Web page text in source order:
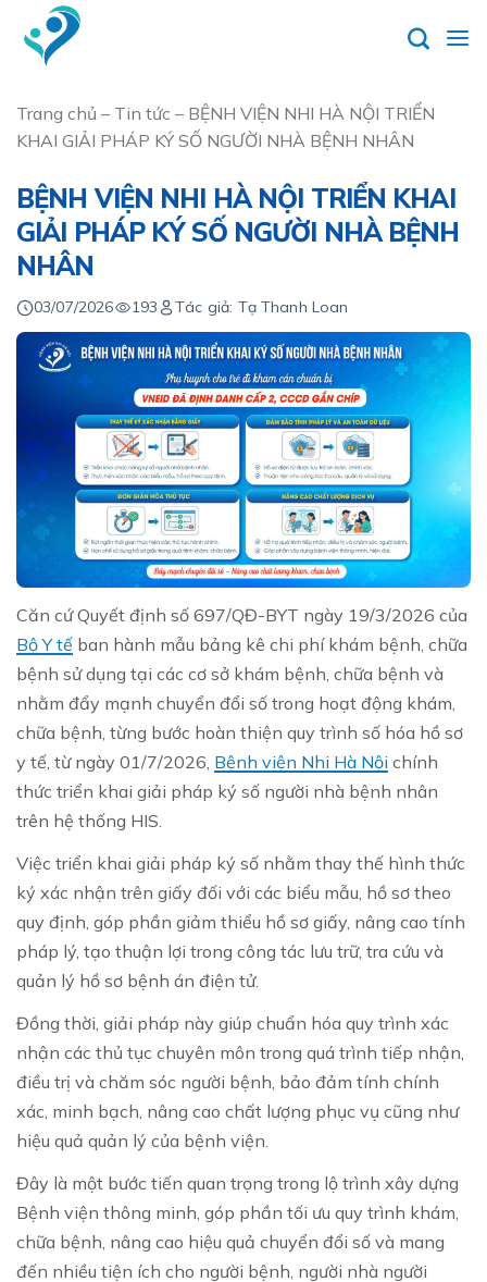
content
Trang chủ – Tin tức – BỆNH VIỆN NHI HÀ NỘI TRIỂN
KHAI GIẢI PHÁP KÝ SỐ NGƯỜI NHÀ BỆNH NHÂN
BỆNH VIỆN NHI HÀ NỘI TRIỂN KHAI
GIẢI PHÁP KÝ SỐ NGƯỜI NHÀ BỆNH
NHÂN
Tác giả: Tạ Thanh Loan
03/07/2026 193
Căn cứ Quyết định số 697/QĐ-BYT ngày 19/3/2026 của
Bộ Y tế ban hành mẫu bảng kê chi phí khám bệnh, chữa
bệnh sử dụng tại các cơ sở khám bệnh, chữa bệnh và
nhằm đẩy mạnh chuyển đổi số trong hoạt động khám,
chữa bệnh, từng bước hoàn thiện quy trình số hóa hồ sơ
y tế, từ ngày 01/7/2026, Bệnh viện Nhi Hà Nội chính
thức triển khai giải pháp ký số người nhà bệnh nhân
trên hệ thống HIS.
Việc triển khai giải pháp ký số nhằm thay thế hình thức
ký xác nhận trên giấy đối với các biểu mẫu, hồ sơ theo
quy định, góp phần giảm thiểu hồ sơ giấy, nâng cao tính
pháp lý, tạo thuận lợi trong công tác lưu trữ, tra cứu và
quản lý hồ sơ bệnh án điện tử.
Đồng thời, giải pháp này giúp chuẩn hóa quy trình xác
nhận các thủ tục chuyên môn trong quá trình tiếp nhận,
điều trị và chăm sóc người bệnh, bảo đảm tính chính
xác, minh bạch, nâng cao chất lượng phục vụ cũng như
hiệu quả quản lý của bệnh viện.
Đây là một bước tiến quan trọng trong lộ trình xây dựng
Bệnh viện thông minh, góp phần tối ưu quy trình khám,
chữa bệnh, nâng cao hiệu quả chuyển đổi số và mang
đến nhiều tiện ích cho người bệnh, người nhà người